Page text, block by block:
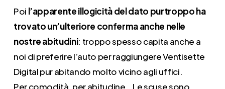
Poi l’apparente illogicità del dato purtroppo ha
trovato un’ulteriore conferma anche nelle
nostre abitudini: troppo spesso capita anche a
noi di preferire l’auto per raggiungere Ventisette
Digital pur abitando molto vicino agli uffici.
Per comodità, per abitudine… Le scuse sono